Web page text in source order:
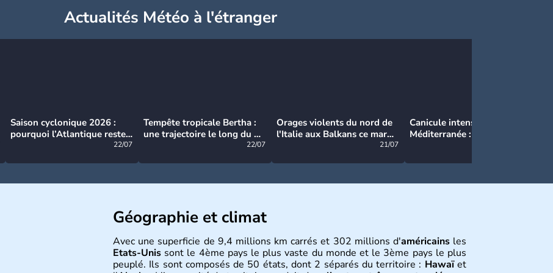
Actualités Météo à l'étranger
Saison cyclonique 2026 :
pourquoi l’Atlantique reste
22/07
Tempête tropicale Bertha :
une trajectoire le long du du
22/07
Orages violents du nord de
l'Italie aux Balkans ce mardi
21/07
Canicule intense en
Méditerranée : près de 50°C
Géographie et climat
Avec une superficie de 9,4 millions km carrés et 302 millions d'américainsles
Etats-Unis sont le 4ème pays le plus vaste du monde et le 3ème pays le plus
peuplé. Ils sont composés de 50 états, dont 2 séparés du territoire : Hawaïet